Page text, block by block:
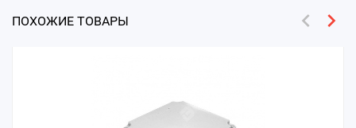
ПОХОЖИЕ ТОВАРЫ